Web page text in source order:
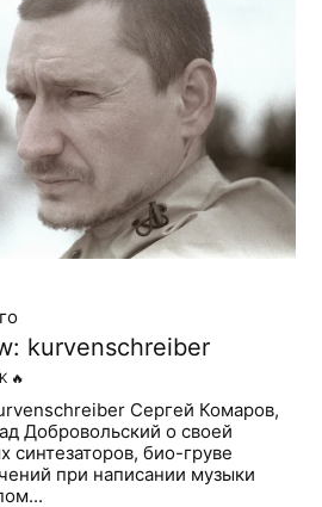
kurvenschreiber
🔥
Сергей Комаров,
Добровольский о своей
синтезаторов, био-груве
при написании музыки